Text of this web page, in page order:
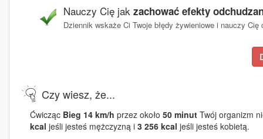
Nauczy Cię jak zachować efekty
Dziennik wskaże Ci Twoje błędy żywieniowe i nauczy
Czy wiesz, że...
Ćwicząc Bieg 14 km/h przez około 50 minut Twój organizm
kcal jeśli jesteś mężczyzną i 3 256 kcal jeśli jesteś kobietą.